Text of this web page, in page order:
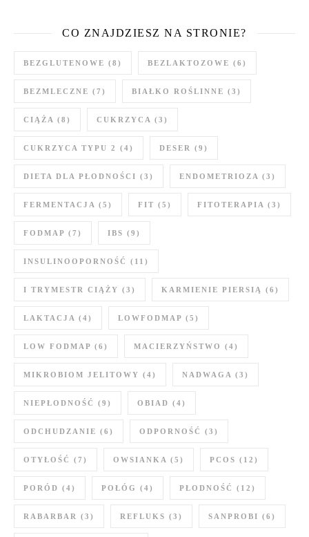
CO ZNAJDZIESZ NA STRONIE?
BEZGLUTENOWE (8) BEZLAKTOZOWE (6)
BEZMLECZNE (7) BIAŁKO ROŚLINNE (3)
CIĄŻA (8) CUKRZYCA (3)
CUKRZYCA TYPU 2 (4) DESER (9)
DIETA DLA PŁODNOŚCI (3) ENDOMETRIOZA (3)
FERMENTACJA (5) FIT (5) FITOTERAPIA (3)
FODMAP (7) IBS (9)
INSULINOOPORNOŚĆ (11)
I TRYMESTR CIĄŻY (3) KARMIENIE PIERSIĄ (6)
LAKTACJA (4) LOWFODMAP (5)
LOW FODMAP (6) MACIERZYŃSTWO (4)
MIKROBIOM JELITOWY (4) NADWAGA (3)
NIEPŁODNOŚĆ (9) OBIAD (4)
ODCHUDZANIE (6) ODPORNOŚĆ (3)
OTYŁOŚĆ (7) OWSIANKA (5) PCOS (12)
PORÓD (4) POŁÓG (4) PŁODNOŚĆ (12)
RABARBAR (3) REFLUKS (3) SANPROBI (6)